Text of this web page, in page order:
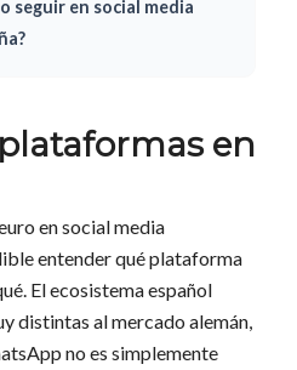
seguir en social media
en
en social media
entender qué plataforma
El ecosistema español
distintas al mercado alemán,
no es simplemente